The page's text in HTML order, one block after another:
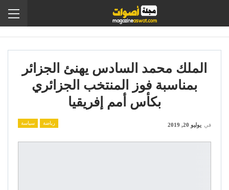
الملك محمد السادس يهنئ الجزائر
بمناسبة فوز المنتخب الجزائري
بكأس أمم إفريقيا
رياضة سياسة في يوليو 20, 2019